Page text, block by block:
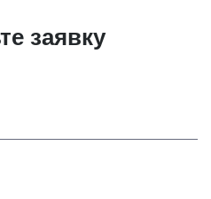
заявку